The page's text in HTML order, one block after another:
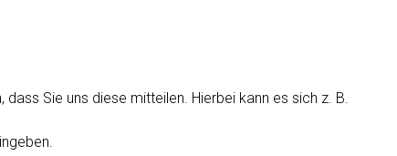
Sie uns diese mitteilen. Hierbei kann es sich z. B.